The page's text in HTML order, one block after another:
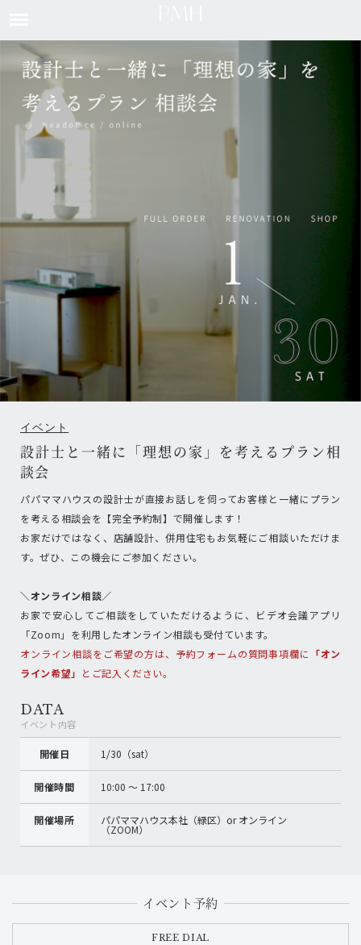
イベント
設計士と一緒に「理想の家」を考えるプラン相
談会
パパママハウスの設計士が直接お話しを伺ってお客様と一緒にプラン
を考える相談会を【完全予約制】で開催します！
お家だけではなく、店舗設計、併用住宅もお気軽にご相談いただけま
す。ぜひ、この機会にご参加ください。
＼オンライン相談／
お家で安心してご相談をしていただけるように、ビデオ会議アプリ
「Zoom」を利用したオンライン相談も受付ています。
オンライン相談をご希望の方は、予約フォームの質問事項欄に 「オン
ライン希望」 とご記入ください。
DATA
イベント内容
開催日 1/30（sat）
開催時間 10:00 〜 17:00
開催場所 パパママハウス本社（緑区）or オンライン
（ZOOM）
イベント予約
FREE DIAL